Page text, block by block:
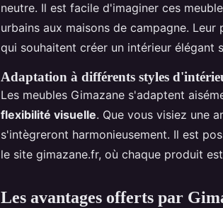
neutre. Il est facile d'imaginer ces
urbains aux maisons de campagne.
qui souhaitent créer un intérieur élégant
Adaptation à différents styles
Les meubles Gimazane s'adaptent
flexibilité visuelle. Que vous visiez une
s'intègreront harmonieusement. Il est
le site gimazane.fr, où chaque produit
Les avantages offerts par